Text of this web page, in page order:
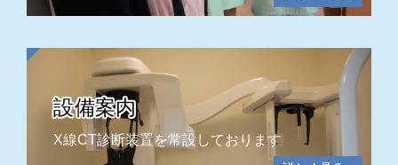
設備案内
X線CT診断装置を常設しております